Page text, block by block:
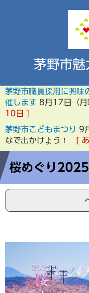
茅野市魅
茅野市職員採用に興味
催します 8月17日（月
10 日
茅野市こどもまつり 9
なで出かけよう！
桜めぐり2025